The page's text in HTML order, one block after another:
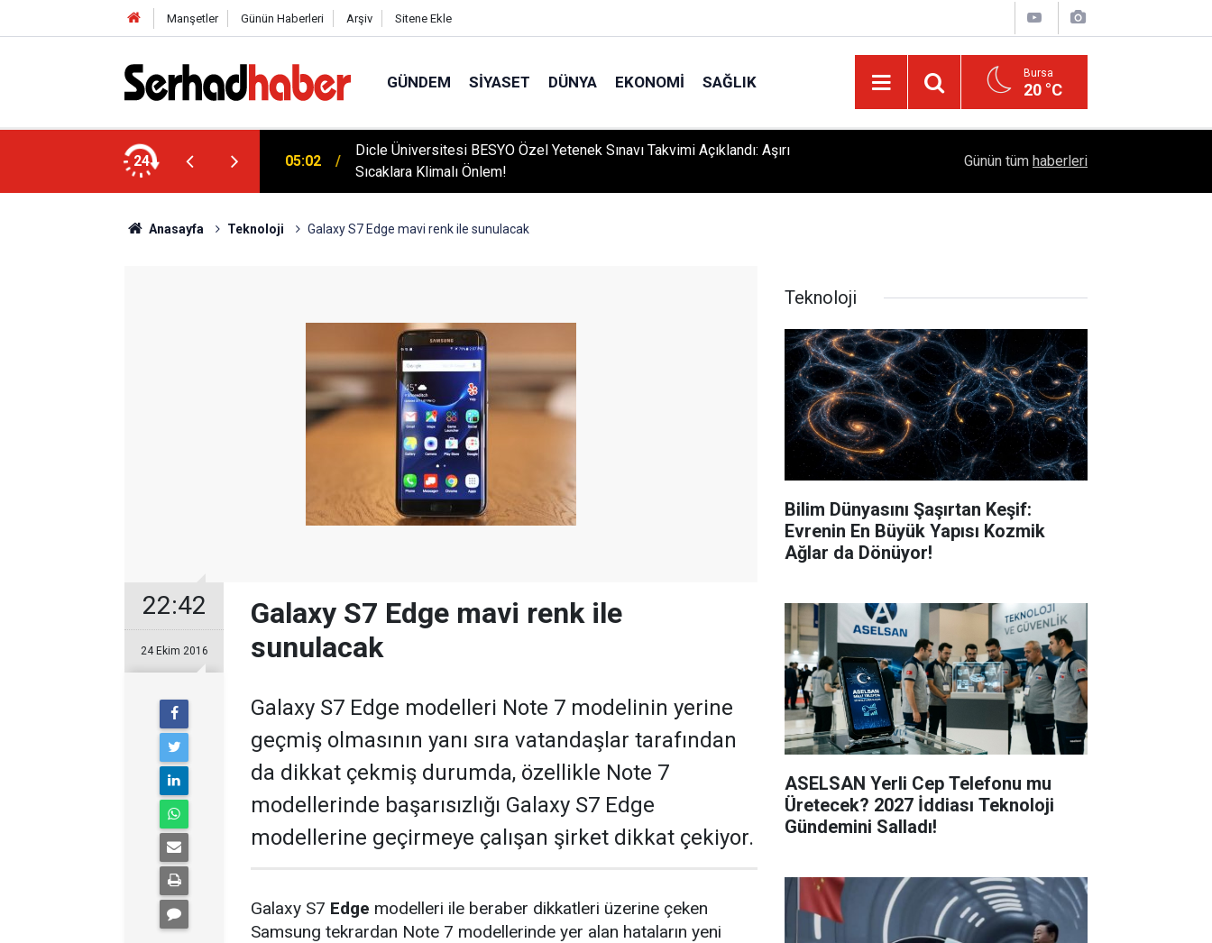
Manşetler Günün Haberleri Arşiv Sitene Ekle
GÜNDEM SIYASET DÜNYA EKONOMI SAĞLIK Bursa
20 °C
24
Zirvesine Güçlü Destek: Rektör Prof. Dr.
05:02
Dicle Üniversitesi BESYO Özel Yetenek Sınavı Takvimi Açıklandı: Aşırı
Sıcaklara Klimalı Önlem!
Diyarbakır'da İşçi Kıyımı: 45 Derece Sıcakta
Günün tüm haberleri
Anasayfa Teknoloji Galaxy S7 Edge mavi renk ile sunulacak
22:42
24 Ekim 2016
Galaxy S7 Edge mavi renk ile
sunulacak
Galaxy S7 Edge modelleri Note 7 modelinin yerine
geçmiş olmasının yanı sıra vatandaşlar tarafından
da dikkat çekmiş durumda, özellikle Note 7
modellerinde başarısızlığı Galaxy S7 Edge
modellerine geçirmeye çalışan şirket dikkat çekiyor.
Galaxy S7 Edge modelleri ile beraber dikkatleri üzerine çeken
Samsung tekrardan Note 7 modellerinde yer alan hataların yeni
Teknoloji
Bilim Dünyasını Şaşırtan Keşif:
Evrenin En Büyük Yapısı Kozmik
Ağlar da Dönüyor!
ASELSAN Yerli Cep Telefonu mu
Üretecek? 2027 İddiası Teknoloji
Gündemini Salladı!